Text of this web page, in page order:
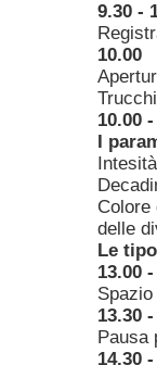
9.30 -
10.00
10.00
I
Colore
delle
Le
13.00
13.30
Pausa
14.30